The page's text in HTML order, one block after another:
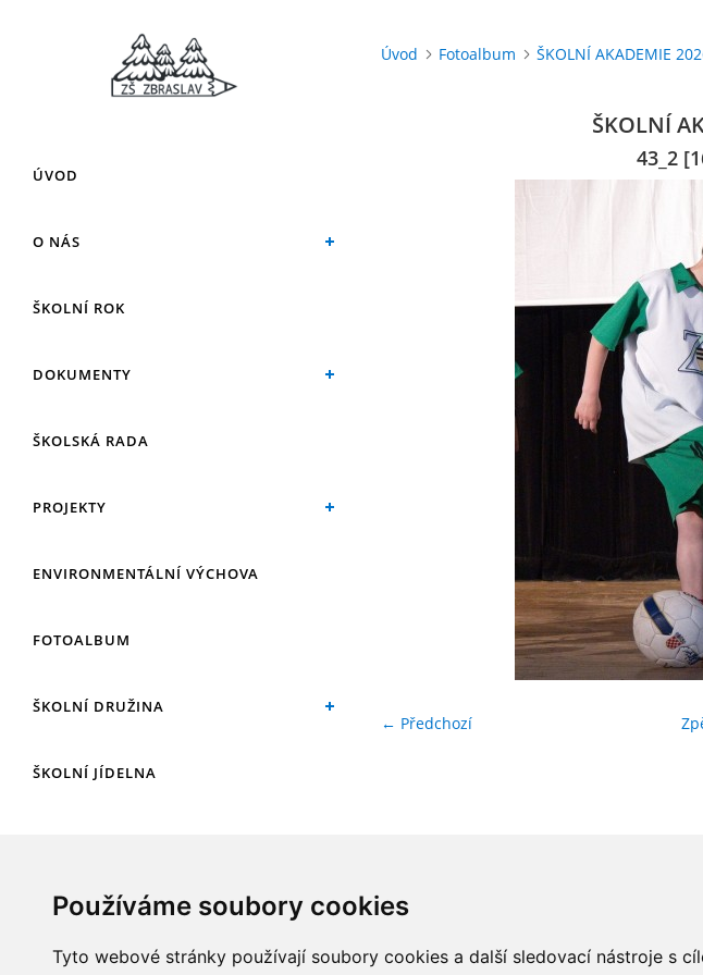
Používáme soubory cookies
Tyto webové stránky používají soubory cookies a další sledovací nástroje s
ÚVOD
O NÁS
ŠKOLNÍ ROK
DOKUMENTY
ŠKOLSKÁ RADA
PROJEKTY
ENVIRONMENTÁLNÍ VÝCHOVA
FOTOALBUM
ŠKOLNÍ DRUŽINA
ŠKOLNÍ JÍDELNA
KROUŽKY
Úvod Fotoalbum ŠKOLNÍ AKADEMIE
ŠKOLNÍ
43_2
← Předchozí